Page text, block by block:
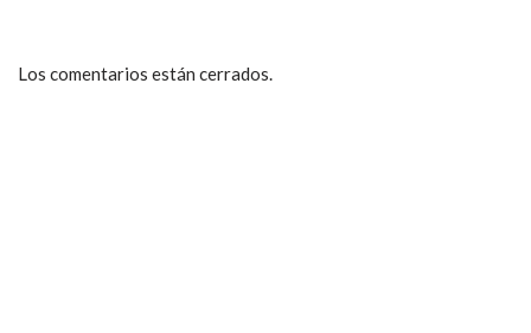
Los comentarios están cerrados.